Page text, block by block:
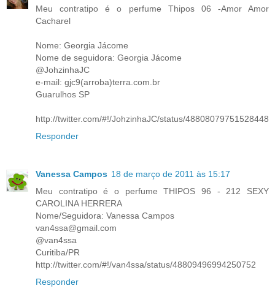
Meu contratipo é o perfume Thipos 06 -Amor Amor
Cacharel
Nome: Georgia Jácome
Nome de seguidora: Georgia Jácome
@JohzinhaJC
e-mail: gjc9(arroba)terra.com.br
Guarulhos SP
http://twitter.com/#!/JohzinhaJC/status/48808079751528448
Responder
Vanessa Campos 18 de março de 2011 às 15:17
Meu contratipo é o perfume THIPOS 96 - 212 SEXY
CAROLINA HERRERA
Nome/Seguidora: Vanessa Campos
van4ssa@gmail.com
@van4ssa
Curitiba/PR
http://twitter.com/#!/van4ssa/status/48809496994250752
Responder